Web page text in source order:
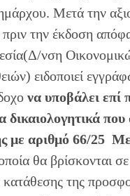
Μετά την
την έκδοση
νση
ειδοποιεί
να υποβάλει επί
δικαιολογητικά που
με αριθμό 66/25
θα βρίσκονται
κατάθεσης της